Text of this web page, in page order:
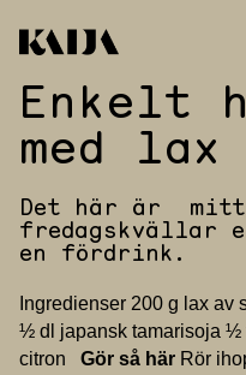
Hoppa
innehåll
Enkelt
med lax
Det här är mitt
fredagskvällar
en fördrink.
Ingredienser 200 g lax av
½ dl japansk tamarisoja ½
citron Gör så här Rör